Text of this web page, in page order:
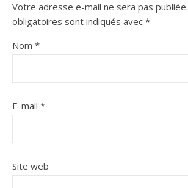
Votre adresse e-mail ne sera pas publiée.
obligatoires sont indiqués avec *
Nom *
E-mail *
Site web